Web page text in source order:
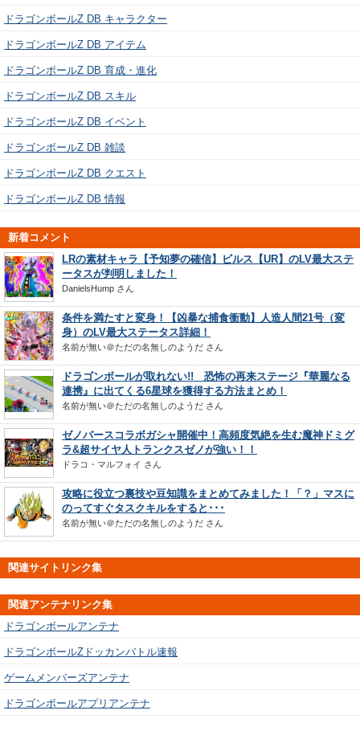
ドラゴンボールZ DB キャラクター
ドラゴンボールZ DB アイテム
ドラゴンボールZ DB 育成・進化
ドラゴンボールZ DB スキル
ドラゴンボールZ DB イベント
ドラゴンボールZ DB 雑談
ドラゴンボールZ DB クエスト
ドラゴンボールZ DB 情報
新着コメント
LRの素材キャラ【予知夢の確信】ビルス【UR】のLV最大ステ
ータスが判明しました！
DanielsHump さん
条件を満たすと変身！【凶暴な捕食衝動】人造人間21号（変
身）のLV最大ステータス詳細！
名前が無い＠ただの名無しのようだ さん
ドラゴンボールが取れない!! 恐怖の再来ステージ『華麗なる
連携』に出てくる6星球を獲得する方法まとめ！
名前が無い＠ただの名無しのようだ さん
ゼノバースコラボガシャ開催中！高頻度気絶を生む魔神ドミグ
ラ&超サイヤ人トランクスゼノが強い！！
ドラコ・マルフォイ さん
攻略に役立つ裏技や豆知識をまとめてみました！「？」マスに
のってすぐタスクキルをすると･･･
名前が無い＠ただの名無しのようだ さん
関連サイトリンク集
関連アンテナリンク集
ドラゴンボールアンテナ
ドラゴンボールZドッカンバトル速報
ゲームメンバーズアンテナ
ドラゴンボールアプリアンテナ